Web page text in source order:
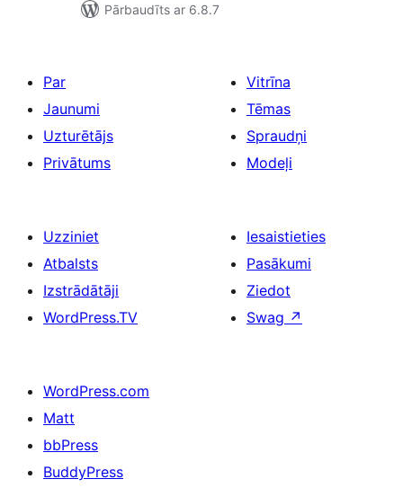
Pārbaudīts ar 6.8.7
Par
Jaunumi
Uzturētājs
Privātums
Vitrīna
Tēmas
Spraudņi
Modeļi
Uzziniet
Atbalsts
Izstrādātāji
WordPress.TV
Iesaistieties
Pasākumi
Ziedot
Swag ↗
WordPress.com
Matt
bbPress
BuddyPress